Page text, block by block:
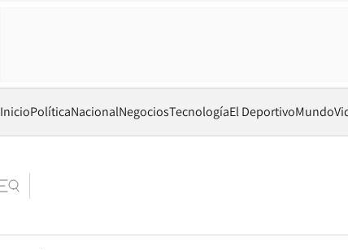
InicioPolíticaNacionalNegociosTecnologíaEl DeportivoMundo